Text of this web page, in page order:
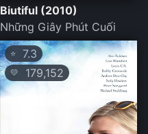
Biutiful (2010)
Những Giây Phút Cuối
⭐ 7.3
💛 179,152